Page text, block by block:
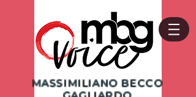
MASSIMILIANO BECCO